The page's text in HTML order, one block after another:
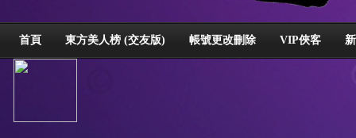
首頁 東方美人榜 (交友版) 帳號更改刪除 VIP俠客